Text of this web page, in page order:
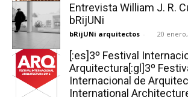
Entrevista William J. R.
bRijUNi
bRijUNi arquitectos - 20
[:es]3º Festival
Arquitectura[:gl]3º
Internacional de
International